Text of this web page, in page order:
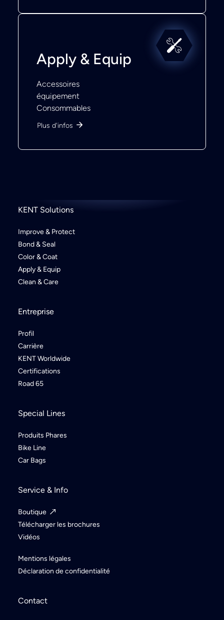
Apply & Equip
Accessoires
équipement
Consommables
Plus d'infos
KENT Solutions
Improve & Protect
Bond & Seal
Color & Coat
Apply & Equip
Clean & Care
Entreprise
Profil
Carrière
KENT Worldwide
Certifications
Road 65
Special Lines
Produits Phares
Bike Line
Car Bags
Service & Info
Boutique
Télécharger les brochures
Vidéos
Mentions légales
Déclaration de confidentialité
Contact